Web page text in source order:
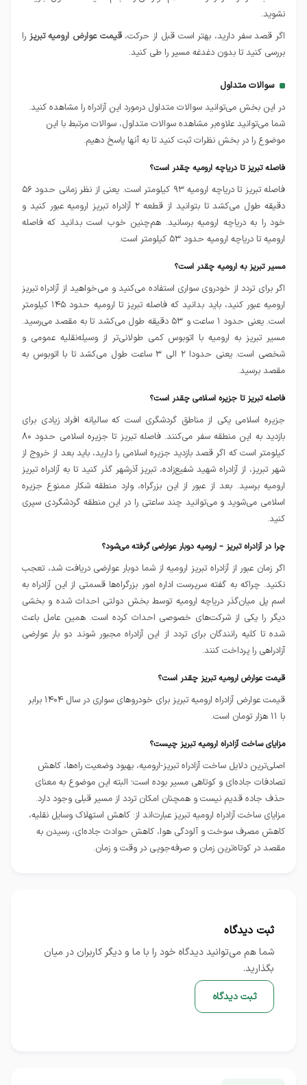
نشوید.
اگر قصد سفر دارید، بهتر است قبل از حرکت،قیمت عوارض ارومیه تبریز را
بررسی کنید تا بدون دغدغه مسیر را طی کنید.
سوالات متداول
در این بخش می‌توانید سوالات متداول درمورد این آزادراه را مشاهده کنید.
شما می‌توانید علاوه‌بر مشاهده سوالات متداول، سوالات مرتبط با این
موضوع را در بخش نظرات ثبت کنید تا به آنها پاسخ دهیم.
فاصله تبریز تا دریاچه ارومیه چقدر است؟
فاصله تبریز تا دریاچه ارومیه ۹۳ کیلومتر است. یعنی از نظر زمانی حدود ۵۶
دقیقه طول می‌کشد تا بتوانید از قطعه ۲ آزادراه تبریز ارومیه عبور کنید و
خود را به دریاچه ارومیه برسانید. هم‌چنین خوب است بدانید که فاصله
ارومیه تا دریاچه ارومیه حدود ۵۳ کیلومتر است.
مسیر تبریز به ارومیه چقدر است؟
اگر برای تردد از خودروی سواری استفاده می‌کنید و می‌خواهید از آزادراه تبریز
ارومیه عبور کنید، باید بدانید که فاصله تبریز تا ارومیه حدود ۱۴۵ کیلومتر
است. یعنی حدود ۱ ساعت و ۵۳ دقیقه طول می‌کشد تا به مقصد می‌رسید.
مسیر تبریز به ارومیه با اتوبوس کمی طولانی‌تر از وسیله‌نقلیه عمومی و
شخصی است. یعنی حدودا ۲ الی ۳ ساعت طول می‌کشد تا با اتوبوس به
مقصد برسید.
فاصله تبریز تا جزیره اسلامی چقدر است؟
جزیره اسلامی یکی از مناطق گردشگری است که سالیانه افراد زیادی برای
بازدید به این منطقه سفر می‌کنند. فاصله تبریز تا جزیره اسلامی حدود ۸۰
کیلومتر است که اگر قصد بازدید جزیره اسلامی را دارید، باید بعد از خروج از
شهر تبریز، از آزادراه شهید شفیع‌زاده، تبریز آذرشهر گذر کنید تا به آزادراه تبریز
ارومیه برسید. بعد از عبور از این بزرگراه، وارد منطقه شکار ممنوع جزیره
اسلامی می‌شوید و می‌توانید چند ساعتی را در این منطقه گردشگردی سپری
کنید.
چرا در آزادراه تبریز – ارومیه دوبار عوارضی گرفته می‌شود؟
اگر زمان عبور از آزادراه تبریز ارومیه از شما دوبار عوارضی دریافت شد، تعجب
نکنید. چراکه به گفته سرپرست اداره امور بزرگراه‌ها قسمتی از این آزادراه به
اسم پل میان‌گذر دریاچه ارومیه توسط بخش دولتی احداث شده و بخشی
دیگر را یکی از شرکت‌های خصوصی احداث کرده است. همین عامل باعث
شده تا کلیه رانندگان برای تردد از این آزادراه مجبور شوند دو بار عوارضی
آزادراهی را پرداخت کنند.
قیمت عوارض ارومیه تبریز چقدر است؟
قیمت عوارض آزادراه ارومیه تبریز برای خودروهای سواری در سال ۱۴۰۴ برابر
با ۱۱ هزار تومان است.
مزایای ساخت آزادراه ارومیه تبریز چیست؟
اصلی‌ترین دلایل ساخت آزادراه تبریز-ارومیه، بهبود وضعیت راه‌ها، کاهش
تصادفات جاده‌ای و کوتاهی مسیر بوده است؛ البته این موضوع به معنای
حذف جاده قدیم نیست و همچنان امکان تردد از مسیر قبلی وجود دارد.
مزایای ساخت آزادراه ارومیه تبریز عبارت‌اند از: کاهش استهلاک وسایل نقلیه،
کاهش مصرف سوخت و آلودگی هوا، کاهش حوادث جاده‌ای، رسیدن به
مقصد در کوتاه‌ترین زمان و صرفه‌جویی در وقت و زمان.
ثبت دیدگاه
شما هم می‌توانید دیدگاه خود را با ما و دیگر کاربران در میان
بگذارید.
ثبت دیدگاه